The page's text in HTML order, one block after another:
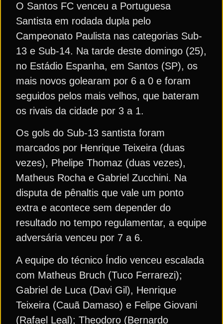
O Santos FC venceu a Portuguesa
Santista em rodada dupla pelo
Campeonato Paulista nas categorias Sub-
13 e Sub-14. Na tarde deste domingo (25),
no Estádio Espanha, em Santos (SP), os
mais novos golearam por 6 a 0 e foram
seguidos pelos mais velhos, que bateram
os rivais da cidade por 3 a 1.
Os gols do Sub-13 santista foram
marcados por Henrique Teixeira (duas
vezes), Phelipe Thomaz (duas vezes),
Matheus Rocha e Gabriel Zucchini. Na
disputa de pênaltis que vale um ponto
extra e acontece sem depender do
resultado no tempo regulamentar, a equipe
adversária venceu por 7 a 6.
A equipe do técnico Índio venceu escalada
com Matheus Bruch (Tuco Ferrarezi);
Gabriel de Luca (Davi Gil), Henrique
Teixeira (Cauã Damaso) e Felipe Giovani
(Rafael Leal); Theodoro (Bernardo